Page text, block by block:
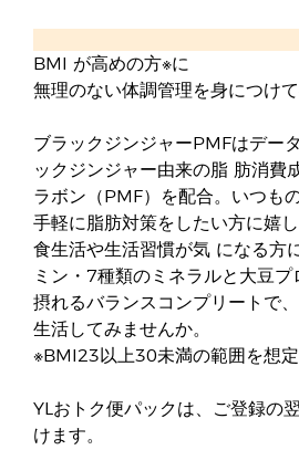
BMI が高めの方※に
無理のない体調管理を身につけ
ブラックジンジャーPMFはデー
ックジンジャー由来の脂 肪消費
ラボン（PMF）を配合。いつも
手軽に脂肪対策をしたい方に嬉
食生活や生活習慣が気 になる方
ミン・7種類のミネラルと大豆プ
摂れるバランスコンプリートで
生活してみませんか。
※BMI23以上30未満の範囲を想定
YLおトク便パックは、ご登録の
けます。